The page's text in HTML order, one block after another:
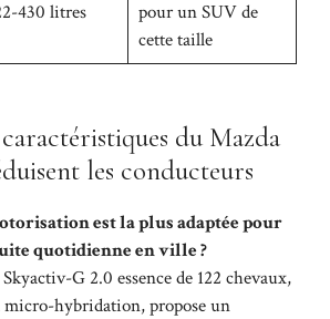
430 litres
pour un SUV de
cette taille
du Mazda
les conducteurs
est la plus adaptée pour
quotidienne en ville ?
G 2.0 essence de 122 chevaux,
micro-hybridation, propose un